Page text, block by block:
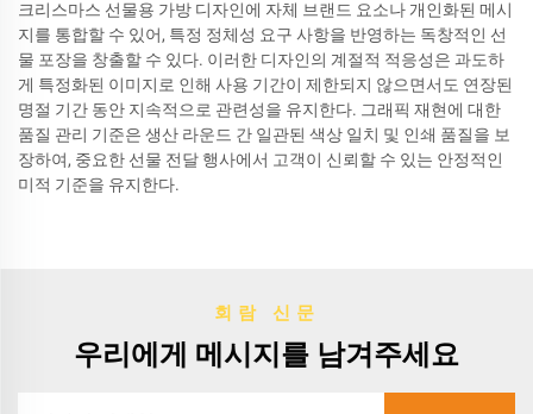
크리스마스 선물용 가방 디자인에 자체 브랜드 요소나 개인화된 메시
지를 통합할 수 있어, 특정 정체성 요구 사항을 반영하는 독창적인 선
물 포장을 창출할 수 있다. 이러한 디자인의 계절적 적응성은 과도하
게 특정화된 이미지로 인해 사용 기간이 제한되지 않으면서도 연장된
명절 기간 동안 지속적으로 관련성을 유지한다. 그래픽 재현에 대한
품질 관리 기준은 생산 라운드 간 일관된 색상 일치 및 인쇄 품질을 보
장하여, 중요한 선물 전달 행사에서 고객이 신뢰할 수 있는 안정적인
미적 기준을 유지한다.
회람 신문
우리에게 메시지를 남겨주세요